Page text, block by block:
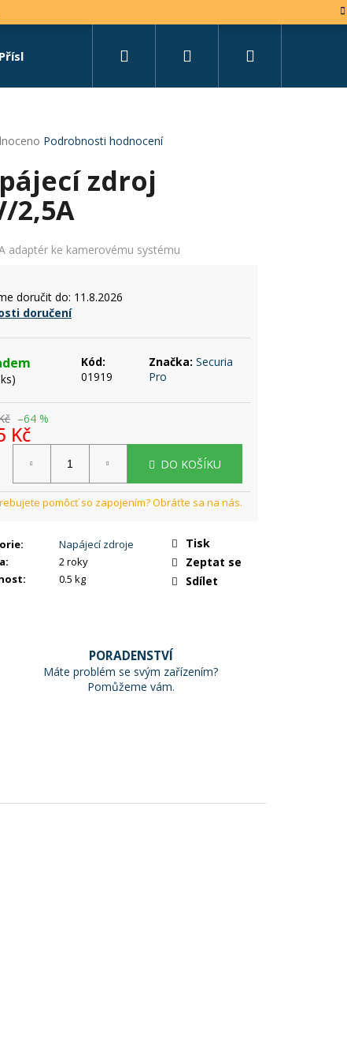
Příslušenství Set na míru Přihlášení
Podrobnosti hodnocení
zdroj
2,5A
adaptér ke kamerovému systému
doručit do: 11.8.2026
doručení
Kód:
01919
Značka:Securia
Pro
–64 %
Kč
DO KOŠÍKU
:
Napájecí zdroje
:
2 roky
: 0.5 kg
Tisk
Zeptat se
Sdílet
PORADENSTVÍ
Máte problém se svým zařízením?
Pomůžeme vám.